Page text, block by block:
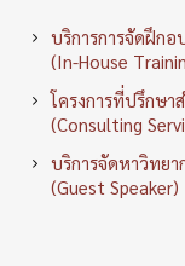
บริการการจัดฝึก
(In-House
โครงการที่ปรึกษา
(Consulting
บริการจัดหาวิทยา
(Guest Speaker)